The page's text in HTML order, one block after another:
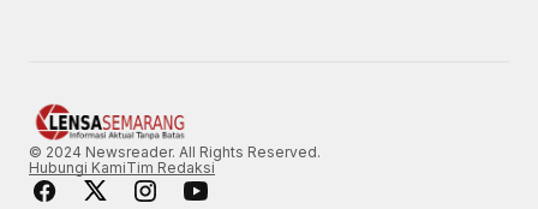
© 2024 Newsreader. All Rights Reserved.
Hubungi KamiTim Redaksi